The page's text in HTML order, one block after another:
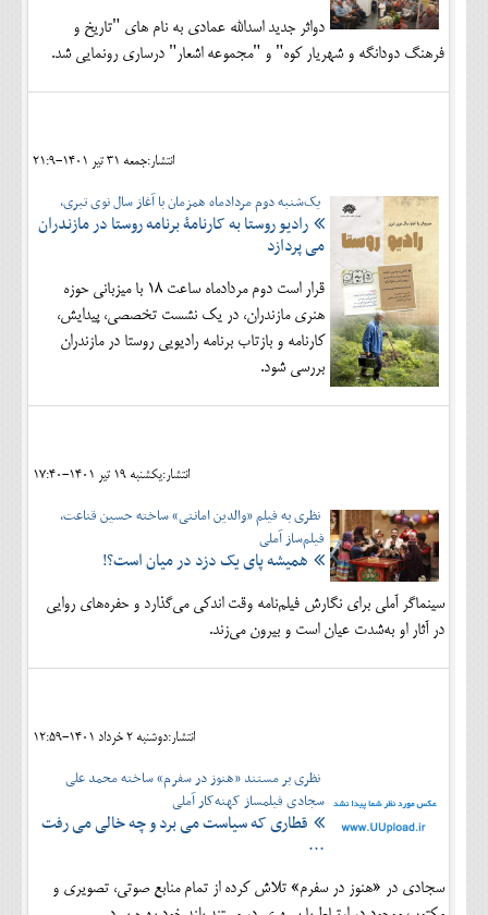
دواثر جدید اسدالله عمادی به نام های "تاریخ و
فرهنگ دودانگه و شهریار کوه" و "مجموعه اشعار" درساری رونمایی شد.
انتشار:جمعه 31 تير 1401-21:9
یک‌شنبه دوم مردادماه همزمان با آغاز سال نوی تبری،
رادیو روستا به کارنامۀ برنامه روستا در مازندران
می پردازد
قرار است دوم مردادماه ساعت 18 با میزبانی حوزه
هنری مازندران، در یک نشست تخصصی، پیدایش،
کارنامه و بازتاب برنامه رادیویی روستا در مازندران
بررسی شود.
انتشار:يکشنبه 19 تير 1401-17:40
نظری به فیلم «والدین امانتی» ساخته حسین قناعت،
فیلم‌ساز آملی
همیشه پای یک دزد در میان است؟!
سینماگر آملی برای نگارش فیلم‌نامه وقت اندکی می‌گذارد و حفره‌های روایی
در آثار او به‌شدت عیان است و بیرون می‌زند.
انتشار:دوشنبه 2 خرداد 1401-12:59
نظری بر مستند «هنوز در سفرم» ساخته محمد علی
سجادی فیلمساز کهنه‌کار آملی
قطاری که سیاست می برد و چه خالی می رفت
...
سجادی در «هنوز در سفرم» تلاش کرده از تمام منابع صوتی، تصویری و